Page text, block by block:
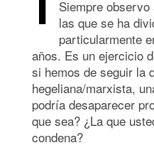
Siempre
las que se ha
particularmente
años. Es un ejercicio
si hemos de seguir la
hegeliana/marxista,
podría desaparecer
que sea? ¿La que
condena?